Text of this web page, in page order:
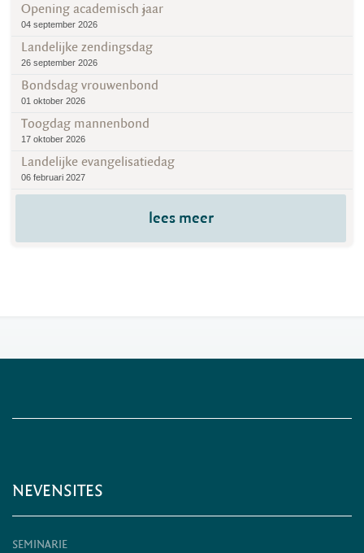
Opening academisch jaar
04 september 2026
Landelijke zendingsdag
26 september 2026
Bondsdag vrouwenbond
01 oktober 2026
Toogdag mannenbond
17 oktober 2026
Landelijke evangelisatiedag
06 februari 2027
lees meer
NEVENSITES
SEMINARIE